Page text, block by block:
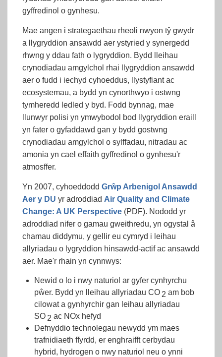
gyffredinol o gynhesu.
Mae angen i strategaethau rheoli nwyon tŷ gwydr
a llygryddion ansawdd aer ystyried y synergedd
rhwng y ddau fath o lygryddion. Bydd lleihau
crynodiadau amgylchol rhai llygryddion ansawdd
aer o fudd i iechyd cyhoeddus, llystyfiant ac
ecosystemau, a bydd yn cynorthwyo i ostwng
tymheredd ledled y byd. Fodd bynnag, mae
llunwyr polisi yn ymwybodol bod llygryddion eraill
yn fater o gyfaddawd gan y bydd gostwng
crynodiadau amgylchol o sylffadau, nitradau ac
amonia yn cael effaith gyffredinol o gynhesu'r
atmosffer.
Yn 2007, cyhoeddodd Grŵp Arbenigol Ansawdd
Aer y DU yr adroddiad Air Quality and Climate
Change: A UK Perspective (PDF). Nododd yr
adroddiad nifer o gamau gweithredu, yn ogystal â
chamau diddymu, y gellir eu cymryd i leihau
allyriadau o lygryddion hinsawdd-actif ac ansawdd
aer. Mae'r rhain yn cynnwys:
Newid o lo i nwy naturiol ar gyfer cynhyrchu
pŵer. Bydd yn lleihau allyriadau CO 2 am bob
cilowat a gynhyrchir gan leihau allyriadau
SO 2 ac NOx hefyd
Defnyddio technolegau newydd ym maes
trafnidiaeth ffyrdd, er enghraifft cerbydau
hybrid, hydrogen o nwy naturiol neu o ynni